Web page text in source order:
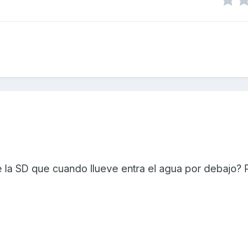
SD que cuando llueve entra el agua por debajo?